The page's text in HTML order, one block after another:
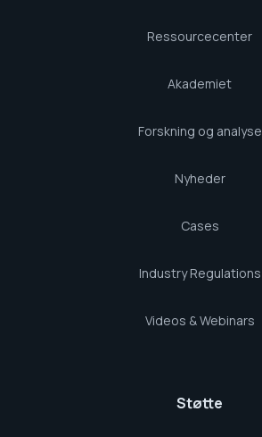
Ressourcecenter
Akademiet
Forskning og analyse
Nyheder
Cases
Industry Regulations
Videos & Webinars
Støtte